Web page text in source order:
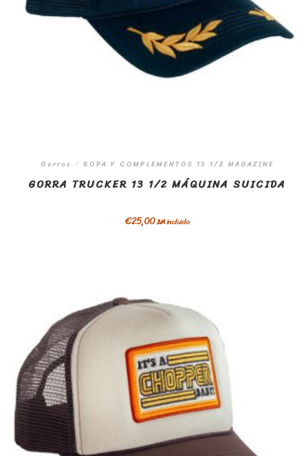
Gorras / ROPA Y COMPLEMENTOS 13 1/2 MAGAZINE
GORRA TRUCKER 13 1/2 MÁQUINA SUICIDA
€25,00IVA incluido